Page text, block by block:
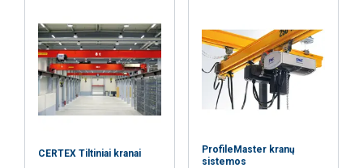
CERTEX Tiltiniai kranai
ProfileMaster kranų
sistemos